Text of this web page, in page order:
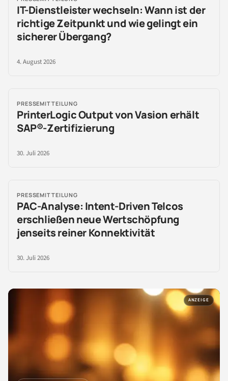
IT-Dienstleister wechseln: Wann ist der
richtige Zeitpunkt und wie gelingt ein
sicherer Übergang?
4. August 2026
PRESSEMITTEILUNG
PrinterLogic Output von Vasion erhält
SAP®-Zertifizierung
30. Juli 2026
PRESSEMITTEILUNG
PAC-Analyse: Intent-Driven Telcos
erschließen neue Wertschöpfung
jenseits reiner Konnektivität
30. Juli 2026
ANZEIGE